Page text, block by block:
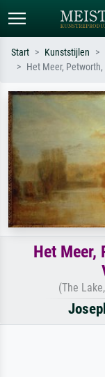
Zoek op kunstenaar,
Monet, Sterrennacht,
Hokusai-golf,
Start Kunststijlen
Het Meer,
Het Meer,
(The